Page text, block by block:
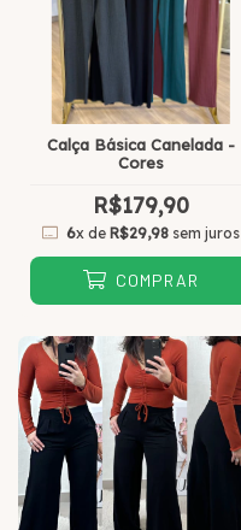
Calça Básica Canelada -
Cores
R$179,90
6x deR$29,98 sem juros
COMPRAR